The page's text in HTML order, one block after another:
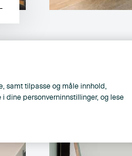
Garasje m/
2
samt tilpasse og måle innhold,
dine personverninnstillinger, og lese